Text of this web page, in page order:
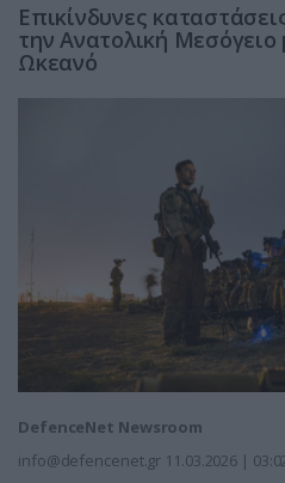
Επικίνδυνες
την Ανατολική Μεσόγειο
Ωκεανό
DefenceNet Newsroom
info@defencenet.gr 11.03.2026 |